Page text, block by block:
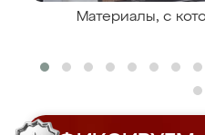
Материалы, с